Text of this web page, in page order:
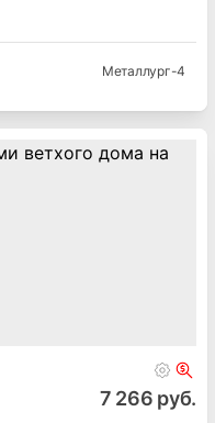
Металлург-4
7 266 руб.